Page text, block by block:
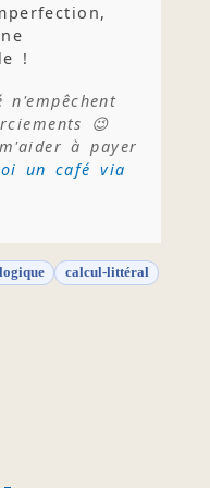
!
😉
à payer
un café via
logique
calcul-littéral